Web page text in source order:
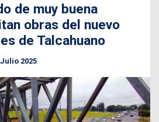
de muy buena
obras del nuevo
de Talcahuano
2025